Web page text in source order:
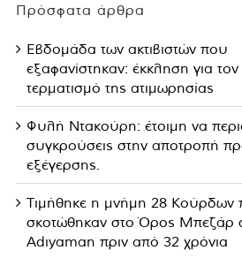
Πρόσφατα άρθρα
Εβδομάδα των ακτιβιστών που
εξαφανίστηκαν: έκκληση για τον
τερματισμό της ατιμωρησίας
Φυλή Ντακούρη: έτοιμη να
συγκρούσεις στην αποτροπή
εξέγερσης.
Τιμήθηκε η μνήμη 28 Κούρδων
σκοτώθηκαν στο Όρος Μπεζάρ
Adıyaman πριν από 32 χρόνια